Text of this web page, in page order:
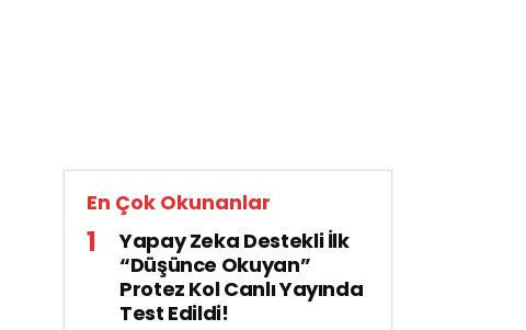
En Çok Okunanlar
Yapay Zeka Destekli İlk
“Düşünce Okuyan”
Protez Kol Canlı Yayında
Test Edildi!